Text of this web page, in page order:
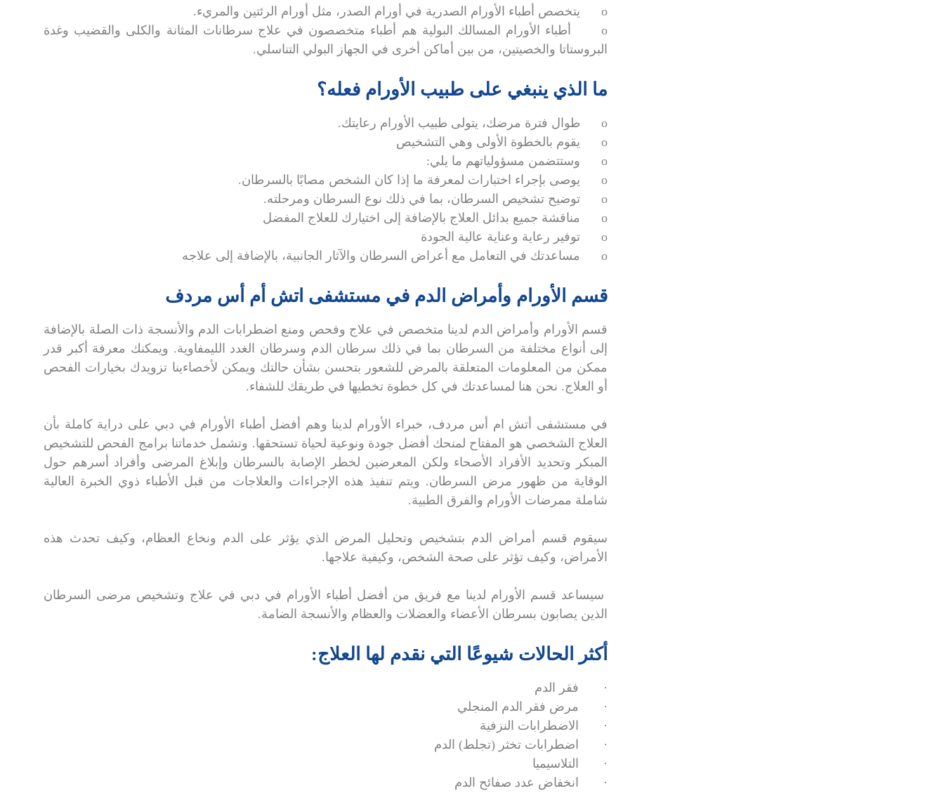
o يتخصص أطباء الأورام الصدرية في أورام الصدر، مثل أورام الرئتين والمريء.
o أطباء الأورام المسالك البولية هم أطباء متخصصون في علاج سرطانات المثانة والكلى والقضيب وغدة
البروستاتا والخصيتين، من بين أماكن أخرى في الجهاز البولي التناسلي.
ما الذي ينبغي على طبيب الأورام فعله؟
o طوال فترة مرضك، يتولى طبيب الأورام رعايتك.
o يقوم بالخطوة الأولى وهي التشخيص
o وستتضمن مسؤولياتهم ما يلي:
o يوصى بإجراء اختبارات لمعرفة ما إذا كان الشخص مصابًا بالسرطان.
o توضيح تشخيص السرطان، بما في ذلك نوع السرطان ومرحلته.
o مناقشة جميع بدائل العلاج بالإضافة إلى اختيارك للعلاج المفضل
o توفير رعاية وعناية عالية الجودة
o مساعدتك في التعامل مع أعراض السرطان والآثار الجانبية، بالإضافة إلى علاجه
قسم الأورام وأمراض الدم في مستشفى اتش أم أس مردف
قسم الأورام وأمراض الدم لدينا متخصص في علاج وفحص ومنع اضطرابات الدم والأنسجة ذات الصلة بالإضافة
إلى أنواع مختلفة من السرطان بما في ذلك سرطان الدم وسرطان الغدد الليمفاوية. ويمكنك معرفة أكبر قدر
ممكن من المعلومات المتعلقة بالمرض للشعور بتحسن بشأن حالتك ويمكن لأخصاءينا تزويدك بخيارات الفحص
أو العلاج. نحن هنا لمساعدتك في كل خطوة تخطيها في طريقك للشفاء.
في مستشفى أتش ام أس مردف، خبراء الأورام لدينا وهم أفضل أطباء الأورام في دبي على دراية كاملة بأن
العلاج الشخصي هو المفتاح لمنحك أفضل جودة ونوعية لحياة تستحقها. وتشمل خدماتنا برامج الفحص للتشخيص
المبكر وتحديد الأفراد الأصحاء ولكن المعرضين لخطر الإصابة بالسرطان وإبلاغ المرضى وأفراد أسرهم حول
الوقاية من ظهور مرض السرطان. ويتم تنفيذ هذه الإجراءات والعلاجات من قبل الأطباء ذوي الخبرة العالية
شاملة ممرضات الأورام والفرق الطبية.
سيقوم قسم أمراض الدم بتشخيص وتحليل المرض الذي يؤثر على الدم ونخاع العظام، وكيف تحدث هذه
الأمراض، وكيف تؤثر على صحة الشخص، وكيفية علاجها.
سيساعد قسم الأورام لدينا مع فريق من أفضل أطباء الأورام في دبي في علاج وتشخيص مرضى السرطان
الذين يصابون بسرطان الأعضاء والعضلات والعظام والأنسجة الضامة.
أكثر الحالات شيوعًا التي نقدم لها العلاج:
· فقر الدم
· مرض فقر الدم المنجلي
· الاضطرابات النزفية
· اضطرابات تخثر (تجلط) الدم
· التلاسيميا
· انخفاض عدد صفائح الدم